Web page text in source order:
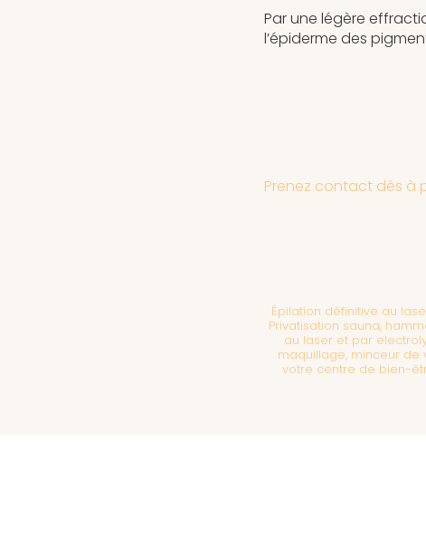
Par une légère
l’épiderme des
Prenez contact dès à
Épilation définitive au
Privatisation sauna,
au laser et par
maquillage, minceur de
votre centre de bien-